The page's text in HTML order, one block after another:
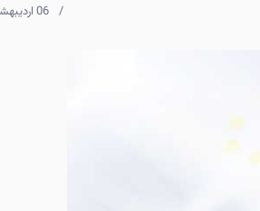
06 ارديبهشت 1404